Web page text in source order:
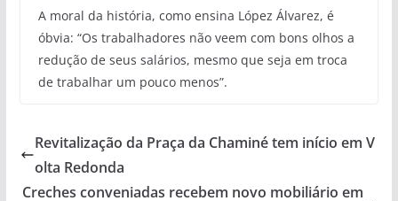
A moral da história, como ensina López Álvarez, é
óbvia: “Os trabalhadores não veem com bons olhos a
redução de seus salários, mesmo que seja em troca
de trabalhar um pouco menos”.
Revitalização da Praça da Chaminé tem início em V
olta Redonda
Creches conveniadas recebem novo mobiliário em